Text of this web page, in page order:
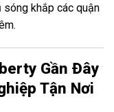
sóng khắp các quận
Gần Đây
Tận Nơi